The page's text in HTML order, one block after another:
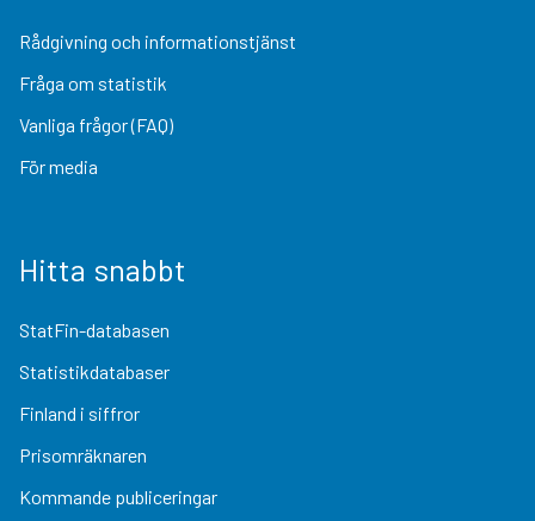
Rådgivning och informationstjänst
Fråga om statistik
Vanliga frågor (FAQ)
För media
Hitta snabbt
StatFin-databasen
Statistikdatabaser
Finland i siffror
Prisomräknaren
Kommande publiceringar